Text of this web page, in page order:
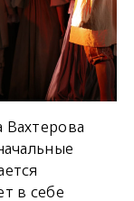
Вахтерова
в себе